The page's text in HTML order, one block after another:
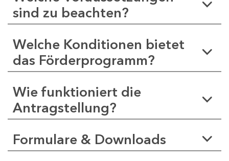
sind zu beachten?
Welche Konditionen bietet
das Förderprogramm?
Wie funktioniert die
Antragstellung?
Formulare & Downloads